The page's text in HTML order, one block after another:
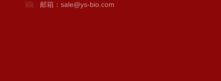
邮箱：sale@ys-bio.com